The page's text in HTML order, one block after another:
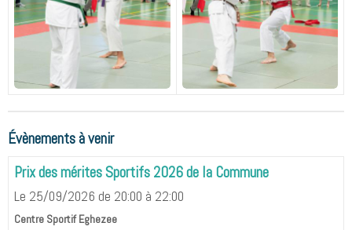
Évènements à venir
Prix des mérites Sportifs 2026 de la Commune
Le 25/09/2026 de 20:00 à 22:00
Centre Sportif Eghezee